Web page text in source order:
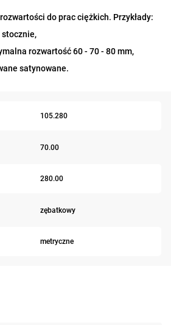
do prac ciężkich. Przykłady:
stocznie,
rozwartość 60 - 70 - 80 mm,
satynowane.
105.280
70.00
280.00
zębatkowy
metryczne